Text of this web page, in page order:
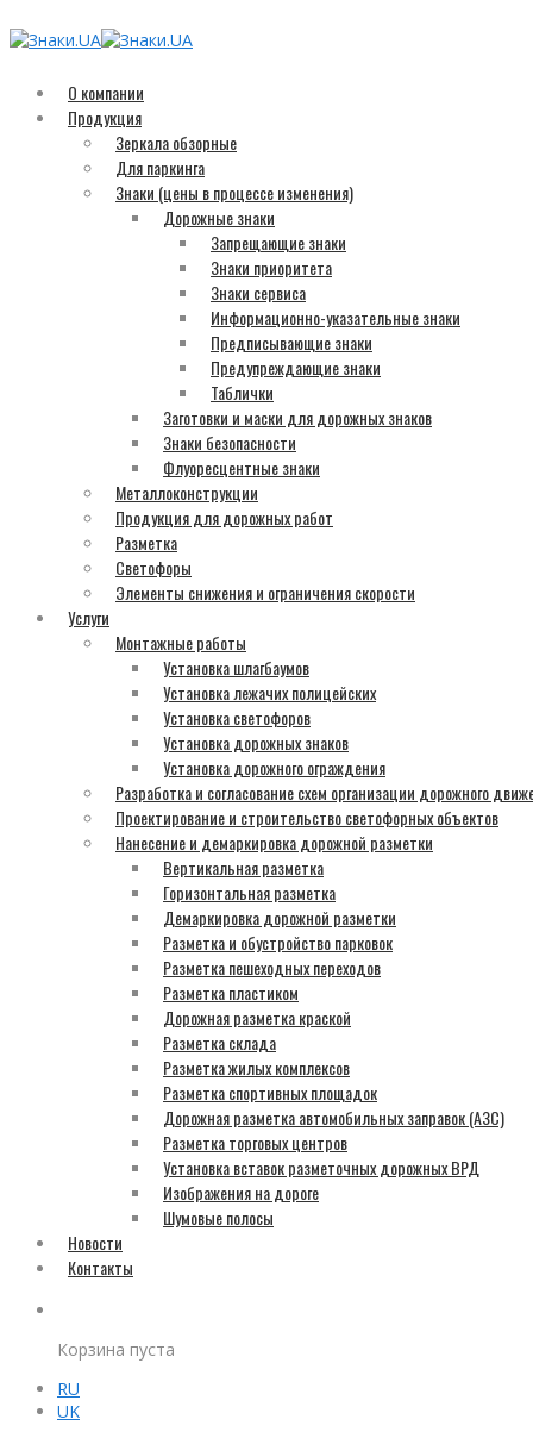
О компании
Продукция
Зеркала обзорные
Для паркинга
Знаки (цены в процессе изменения)
Дорожные знаки
Запрещающие знаки
Знаки приоритета
Знаки сервиса
Информационно-указательные знаки
Предписывающие знаки
Предупреждающие знаки
Таблички
Заготовки и маски для дорожных знаков
Знаки безопасности
Флуоресцентные знаки
Металлоконструкции
Продукция для дорожных работ
Разметка
Светофоры
Элементы снижения и ограничения скорости
Услуги
Монтажные работы
Установка шлагбаумов
Установка лежачих полицейских
Установка светофоров
Установка дорожных знаков
Установка дорожного ограждения
Разработка и согласование схем организации дорожного
Проектирование и строительство светофорных объектов
Нанесение и демаркировка дорожной разметки
Вертикальная разметка
Горизонтальная разметка
Демаркировка дорожной разметки
Разметка и обустройство парковок
Разметка пешеходных переходов
Разметка пластиком
Дорожная разметка краской
Разметка склада
Разметка жилых комплексов
Разметка спортивных площадок
Дорожная разметка автомобильных заправок (АЗС)
Разметка торговых центров
Установка вставок разметочных дорожных ВРД
Изображения на дороге
Шумовые полосы
Новости
Контакты
Корзина пуста
RU
UK